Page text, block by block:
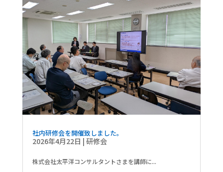
社内研修会を開催致しました。
2026年4月22日 | 研修会
株式会社太平洋コンサルタントさまを講師に...